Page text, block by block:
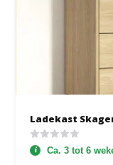
Ladekast
Ca. 3 tot 6